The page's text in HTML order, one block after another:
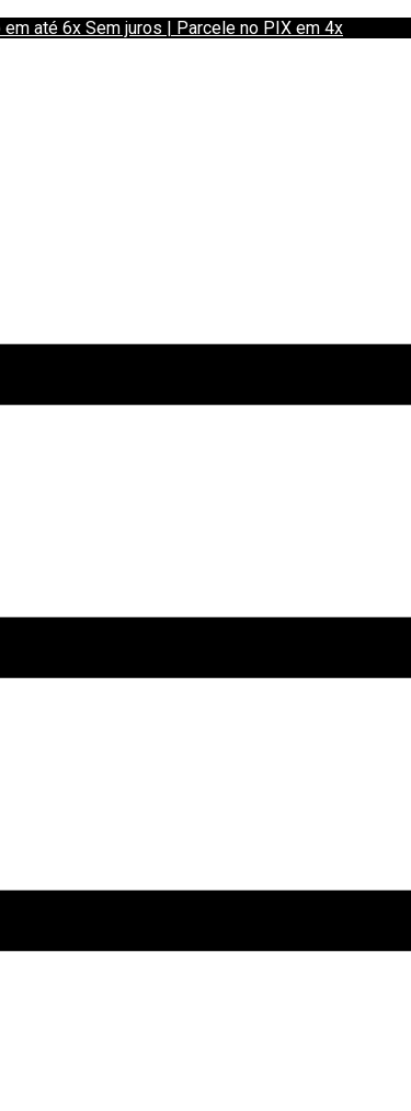
em até 6x Sem juros | Parcele no PIX em 4x